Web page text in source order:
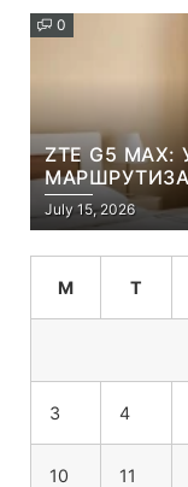
0
ZTE G5
ЛЮТУЮ
July 15, 2026
M T
3 4
10 11